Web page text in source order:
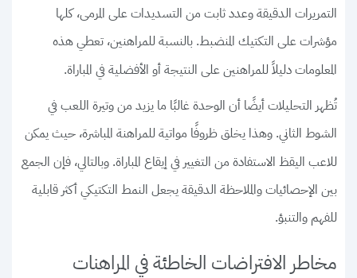
التمريرات الدقيقة وعدد ثابت من التسديدات على المرمى، كلها
مؤشرات على التكتيك المنضبط. بالنسبة للمراهنين، تعطي هذه
المعلومات دليلاً للمراهنين على النتيجة أو الأفضلية في المباراة.
تُظهر التحليلات أيضًا أن الوحدة غالبًا ما يزيد من وتيرة اللعب في
الشوط الثاني. وهذا يخلق ظروفًا مواتية للمراهنة المباشرة، حيث يمكن
للاعب اليقظ الاستفادة من التغيير في إيقاع المباراة. وبالتالي، فإن الجمع
بين الإحصائيات والملاحظة الدقيقة يجعل النمط التكتيكي أكثر قابلية
للفهم والتنبؤ.
مخاطر الافتراضات الخاطئة في المراهنات